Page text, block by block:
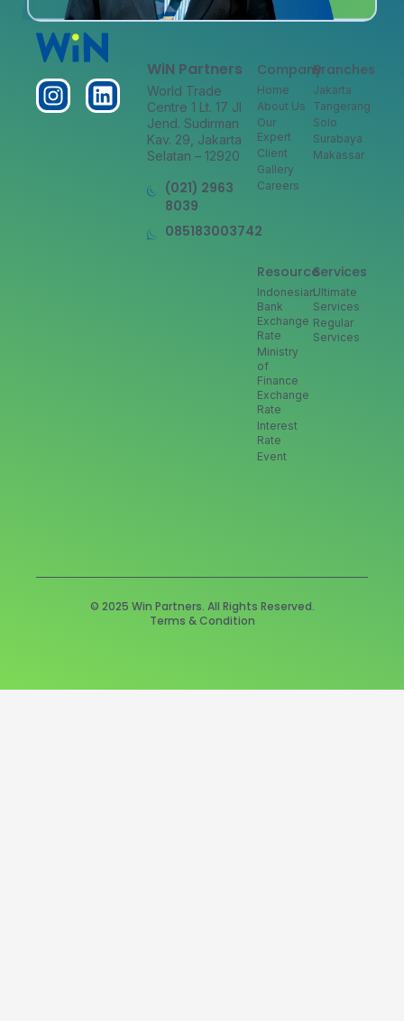
WiN Partners
World Trade
Centre 1 Lt. 17 Jl
Jend. Sudirman
Kav. 29, Jakarta
Selatan – 12920
(021) 2963
8039
085183003742
Company
Home
About Us
Our
Expert
Client
Gallery
Careers
Services
Ultimate
Services
Regular
Services
Branches
Jakarta
Tangerang
Solo
Surabaya
Makassar
Resource
Indonesian
Bank
Exchange
Rate
Ministry
of
Finance
Exchange
Rate
Interest
Rate
Event
© 2025 Win Partners. All Rights Reserved.
Terms & Condition